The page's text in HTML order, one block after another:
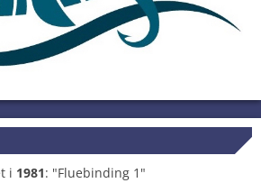
i 1981: "Fluebinding 1"